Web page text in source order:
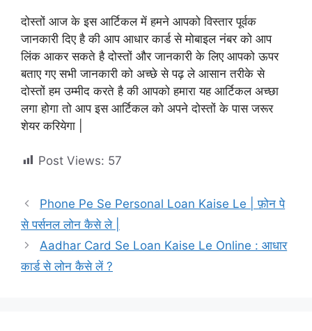
दोस्तों आज के इस आर्टिकल में हमने आपको विस्तार पूर्वक
जानकारी दिए है की आप आधार कार्ड से मोबाइल नंबर को आप
लिंक आकर सकते है दोस्तों और जानकारी के लिए आपको ऊपर
बताए गए सभी जानकारी को अच्छे से पढ़ ले आसान तरीके से
दोस्तों हम उम्मीद करते है की आपको हमारा यह आर्टिकल अच्छा
लगा होगा तो आप इस आर्टिकल को अपने दोस्तों के पास जरूर
शेयर करियेगा |
Post Views: 57
Phone Pe Se Personal Loan Kaise Le | फ़ोन पे
से पर्सनल लोन कैसे ले |
Aadhar Card Se Loan Kaise Le Online : आधार
कार्ड से लोन कैसे लें ?